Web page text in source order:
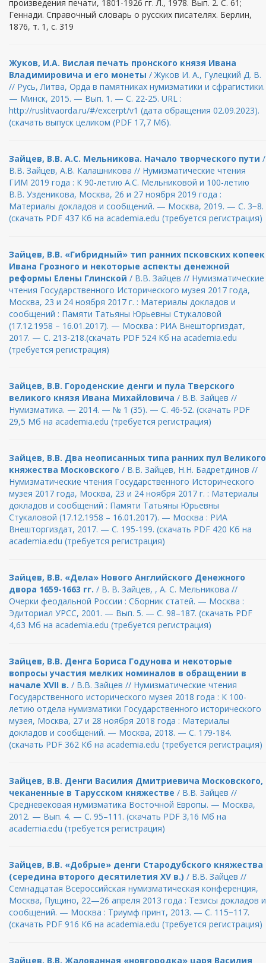
произведения печати, 1801-1926 гг. Л., 1978. Вып. 2. С. 61;
Геннади. Справочный словарь о русских писателях. Берлин,
1876, т. 1, с. 319
Жуков, И.А. Вислая печать пронского князя Ивана
Владимировича и его монеты / Жуков И. А., Гулецкий Д. В.
// Русь, Литва, Орда в памятниках нумизматики и сфрагистики.
— Минск, 2015. — Вып. 1. — С. 22-25. URL :
http://ruslitvaorda.ru/#/excerpt/v1 (дата обращения 02.09.2023).
(скачать выпуск целиком (PDF 17,7 Мб).
Зайцев, В.В. А.С. Мельникова. Начало творческого пути /
В.В. Зайцев, А.В. Калашникова // Нумизматические чтения
ГИМ 2019 года : К 90-летию А.С. Мельниковой и 100-летию
В.В. Узденикова, Москва, 26 и 27 ноября 2019 года :
Материалы докладов и сообщений. — Москва, 2019. — С. 3−8.
(скачать PDF 437 Кб на academia.edu (требуется регистрация)
Зайцев, В.В. «Гибридный» тип ранних псковских копеек
Ивана Грозного и некоторые аспекты денежной
реформы Елены Глинской / В.В. Зайцев // Нумизматические
чтения Государственного Исторического музея 2017 года,
Москва, 23 и 24 ноября 2017 г. : Материалы докладов и
сообщений : Памяти Татьяны Юрьевны Стукаловой
(17.12.1958 – 16.01.2017). — Москва : РИА Внешторгиздат,
2017. — С. 213-218.(скачать PDF 524 Кб на academia.edu
(требуется регистрация)
Зайцев, В.В. Городенские денги и пула Тверского
великого князя Ивана Михайловича / В.В. Зайцев //
Нумизматика. — 2014. — № 1 (35). — С. 46-52. (скачать PDF
29,5 Мб на academia.edu (требуется регистрация)
Зайцев, В.В. Два неописанных типа ранних пул Великого
княжества Московского / В.В. Зайцев, Н.Н. Бадретдинов //
Нумизматические чтения Государственного Исторического
музея 2017 года, Москва, 23 и 24 ноября 2017 г. : Материалы
докладов и сообщений : Памяти Татьяны Юрьевны
Стукаловой (17.12.1958 – 16.01.2017). — Москва : РИА
Внешторгиздат, 2017. — С. 195-199. (скачать PDF 420 Кб на
academia.edu (требуется регистрация)
Зайцев, В.В. «Дела» Нового Английского Денежного
двора 1659-1663 гг. / В. В. Зайцев, , А. С. Мельникова //
Очерки феодальной России : Сборник статей. — Москва :
Эдиториал УРСС, 2001. — Вып. 5. — С. 98–187. (скачать PDF
4,63 Мб на academia.edu (требуется регистрация)
Зайцев, В.В. Денга Бориса Годунова и некоторые
вопросы участия мелких номиналов в обращении в
начале XVII в. / В.В. Зайцев // Нумизматические чтения
Государственного исторического музея 2018 года : К 100-
летию отдела нумизматики Государственного исторического
музея, Москва, 27 и 28 ноября 2018 года : Материалы
докладов и сообщений. — Москва, 2018. — С. 179-184.
(скачать PDF 362 Кб на academia.edu (требуется регистрация)
Зайцев, В.В. Денги Василия Дмитриевича Московского,
чеканенные в Тарусском княжестве / В.В. Зайцев //
Средневековая нумизматика Восточной Европы. — Москва,
2012. — Вып. 4. — С. 95–111. (скачать PDF 3,16 Мб на
academia.edu (требуется регистрация)
Зайцев, В.В. «Добрые» денги Стародубского княжества
(середина второго десятилетия XV в.) / В.В. Зайцев //
Семнадцатая Всероссийская нумизматическая конференция,
Москва, Пущино, 22—26 апреля 2013 года : Тезисы докладов и
сообщений. — Москва : Триумф принт, 2013. — С. 115−117.
(скачать PDF 916 Кб на academia.edu (требуется регистрация)
Зайцев, В.В. Жалованная «новгородка» царя Василия